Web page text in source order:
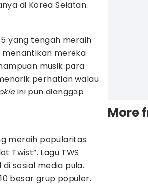
di Korea Selatan.
5 yang tengah meraih
menantikan mereka
musik para
perhatian walau
ini pun dianggap
meraih popularitas
Twist”. Lagu TWS
di sosial media pula.
besar grup populer.
More